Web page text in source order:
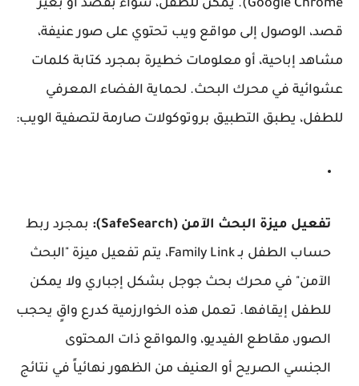
Google Chrome). يمكن للطفل، سواء بقصد أو بغير
قصد، الوصول إلى مواقع ويب تحتوي على صور عنيفة،
مشاهد إباحية، أو معلومات خطيرة بمجرد كتابة كلمات
عشوائية في محرك البحث. لحماية الفضاء المعرفي
للطفل، يطبق التطبيق بروتوكولات صارمة لتصفية الويب:
تفعيل ميزة البحث الآمن (SafeSearch):
بمجرد ربط
حساب الطفل بـ Family Link، يتم تفعيل ميزة "البحث
الآمن" في محرك بحث جوجل بشكل إجباري ولا يمكن
للطفل إيقافها. تعمل هذه الخوارزمية كدرع واقٍ يحجب
الصور، مقاطع الفيديو، والمواقع ذات المحتوى
الجنسي الصريح أو العنيف من الظهور نهائياً في نتائج